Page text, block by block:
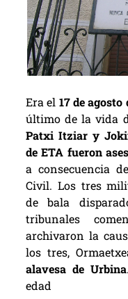
Era el 17 de agosto
último de la vida
Patxi Itziar y
de ETA fueron
a consecuencia
Civil. Los tres
de bala
tribunales
archivaron la
los tres,
alavesa de Urbina
edad